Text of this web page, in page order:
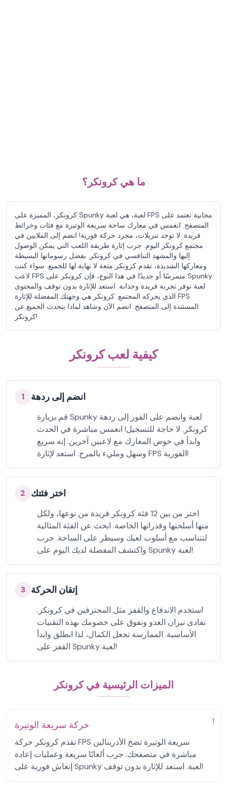
ما هي كرونكر؟
كرونكر، المميزة على Spunky لعبة، هي لعبة FPS مجانية تعتمد على
المتصفح. انغمس في معارك ساحة سريعة الوتيرة مع فئات وخرائط
فريدة. لا توجد تنزيلات، مجرد حركة فورية! انضم إلى الملايين في
مجتمع كرونكر اليوم. جرب إثارة طريقة اللعب التي يمكن الوصول
إليها والمشهد التنافسي في كرونكر. بفضل رسوماتها البسيطة
ومعاركها الشديدة، تقدم كرونكر متعة لا نهاية لها للجميع. سواء كنت
لاعب FPS متمرسًا أو جديدًا في هذا النوع، فإن كرونكر على Spunky
لعبة توفر تجربة فريدة وجذابة. استعد للإثارة بدون توقف والمحتوى
الذي يحركه المجتمع. كرونكر هي وجهتك المفضلة للإثارة FPS
المستندة إلى المتصفح. انضم الآن وشاهد لماذا يتحدث الجميع عن
كرونكر!
كيفية لعب كرونكر
1 انضم إلى ردهة
قم بزيارة Spunky لعبة وانضم على الفور إلى ردهة
كرونكر. لا حاجة للتسجيل! انغمس مباشرة في الحدث
وابدأ في خوض المعارك مع لاعبين آخرين. إنه سريع
وسهل ومليء بالمرح. استعد لإثارة FPS الفورية!
2 اختر فئتك
اختر من بين 12 فئة كرونكر فريدة من نوعها، ولكل
منها أسلحتها وقدراتها الخاصة. ابحث عن الفئة المثالية
لتتناسب مع أسلوب لعبك وسيطر على الساحة. جرب
واكتشف المفضلة لديك اليوم على Spunky لعبة!
3 إتقان الحركة
استخدم الاندفاع والقفز مثل المحترفين في كرونكر.
تفادى نيران العدو وتفوق على خصومك بهذه التقنيات
الأساسية. الممارسة تجعل الكمال، لذا انطلق وابدأ
القفز على Spunky لعبة!
الميزات الرئيسية في كرونكر
1 حركة سريعة الوتيرة
تقدم كرونكر حركة FPS سريعة الوتيرة تضخ الأدرينالين
مباشرة في متصفحك. جرب ألعابًا سريعة وعمليات إعادة
إنعاش فورية على Spunky لعبة. استعد للإثارة بدون توقف!